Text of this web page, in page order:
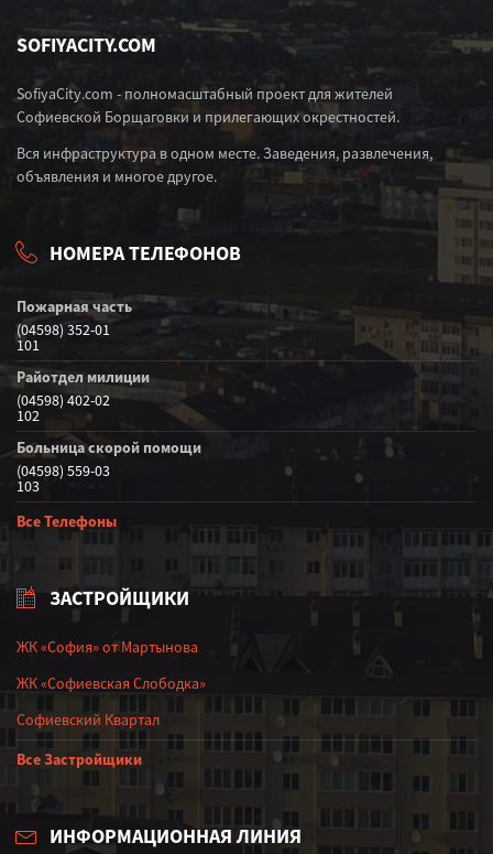
SOFIYACITY.COM
SofiyaCity.com - полномасштабный проект для жителей
Софиевской Борщаговки и прилегающих окрестностей.
Вся инфраструктура в одном месте. Заведения, развлечения,
объявления и многое другое.
НОМЕРА ТЕЛЕФОНОВ
Пожарная часть
(04598) 352-01
101
Райотдел милиции
(04598) 402-02
102
Больница скорой помощи
(04598) 559-03
103
Все Телефоны
ЗАСТРОЙЩИКИ
ЖК «София» от Мартынова
ЖК «Софиевская Слободка»
Софиевский Квартал
Все Застройщики
ИНФОРМАЦИОННАЯ ЛИНИЯ